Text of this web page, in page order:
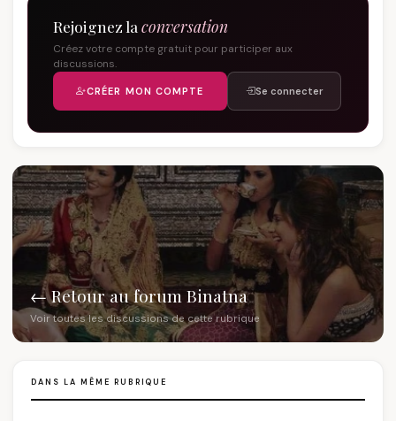
Rejoignez la conversation
Créez votre compte gratuit pour participer aux
discussions.
CRÉER MON COMPTE Se connecter
← Retour au forum Binatna
Voir toutes les discussions de cette rubrique
DANS LA MÊME RUBRIQUE